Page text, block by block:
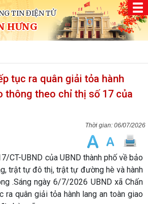
TIN ĐIỆN TỬ
HƯNG
tục ra quân giải tỏa hành
thông theo chỉ thị số 17 của
06/07/2026
CT-UBND của UBND thành phố về bảo
trật tự đô thị, trật tự đường hè và hành
.Sáng ngày 6/7/2026 UBND xã Chấn
ra quân giải tỏa hành lang an toàn giao